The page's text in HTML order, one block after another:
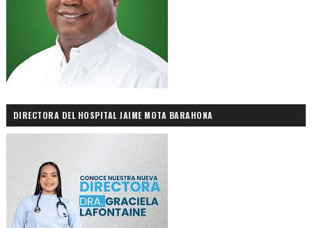
DIRECTORA DEL HOSPITAL JAIME MOTA BARAHONA